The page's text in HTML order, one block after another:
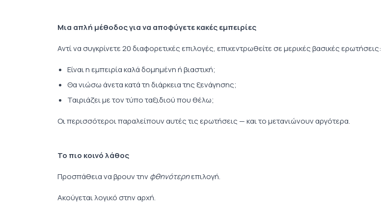
Μια απλή μέθοδος για να αποφύγετε κακές εμπειρίες
Αντί να συγκρίνετε 20 διαφορετικές επιλογές, επικεντρωθείτε σε μερικές βασικές ερωτήσεις:
Είναι η εμπειρία καλά δομημένη ή βιαστική;
Θα νιώσω άνετα κατά τη διάρκεια της ξενάγησης;
Ταιριάζει με τον τύπο ταξιδιού που θέλω;
Οι περισσότεροι παραλείπουν αυτές τις ερωτήσεις — και το μετανιώνουν αργότερα.
Το πιο κοινό λάθος
Προσπάθεια να βρουν τηνφθηνότερηεπιλογή.
Ακούγεται λογικό στην αρχή.